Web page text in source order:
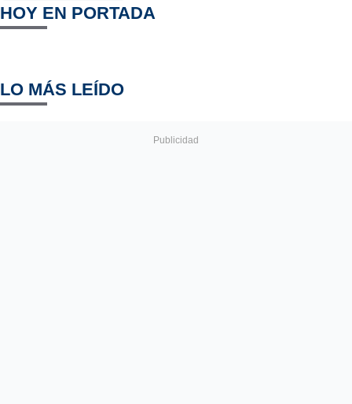
HOY EN PORTADA
LO MÁS LEÍDO